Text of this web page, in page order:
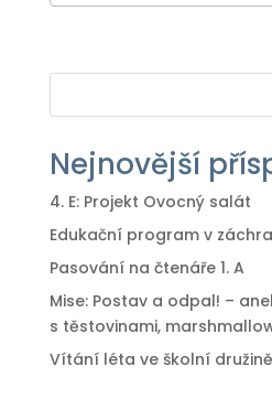
Nejnovější
4. E: Projekt Ovocný salát
Edukační program v
Pasování na čtenáře 1. A
Mise: Postav a odpal! –
s těstovinami,
Vítání léta ve školní družině